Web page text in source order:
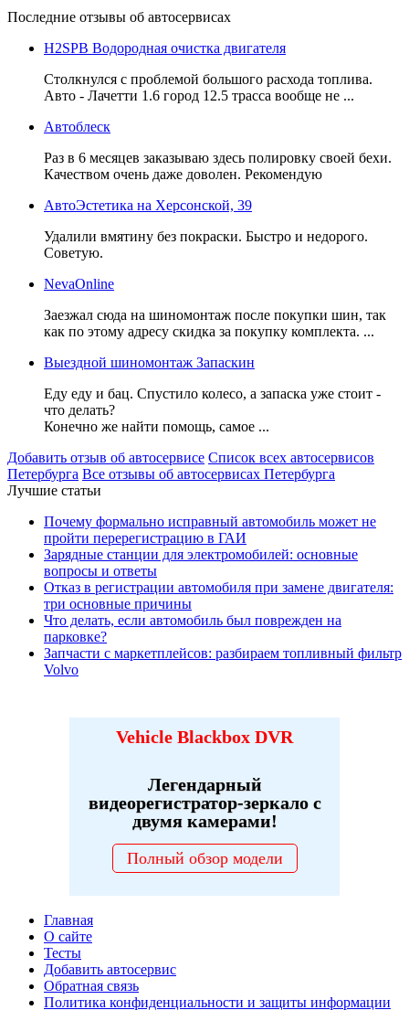
Последние отзывы об автосервисах
H2SPB Водородная очистка двигателя
Столкнулся с проблемой большого расхода топлива.
Авто - Лачетти 1.6 город 12.5 трасса вообще не ...
Автоблеск
Раз в 6 месяцев заказываю здесь полировку своей бехи.
Качеством очень даже доволен. Рекомендую
АвтоЭстетика на Херсонской, 39
Удалили вмятину без покраски. Быстро и недорого.
Советую.
NevaOnline
Заезжал сюда на шиномонтаж после покупки шин, так
как по этому адресу скидка за покупку комплекта. ...
Выездной шиномонтаж Запаскин
Еду еду и бац. Спустило колесо, а запаска уже стоит -
что делать?
Конечно же найти помощь, самое ...
Добавить отзыв об автосервисе Список всех автосервисов
Петербурга Все отзывы об автосервисах Петербурга
Лучшие статьи
Почему формально исправный автомобиль может не
пройти перерегистрацию в ГАИ
Зарядные станции для электромобилей: основные
вопросы и ответы
Отказ в регистрации автомобиля при замене двигателя:
три основные причины
Что делать, если автомобиль был поврежден на
парковке?
Запчасти с маркетплейсов: разбираем топливный фильтр
Volvo
Vehicle Blackbox DVR
Легендарный
видеорегистратор-зеркало с
двумя камерами!
Полный обзор модели
Главная
О сайте
Тесты
Добавить автосервис
Обратная связь
Политика конфиденциальности и защиты информации